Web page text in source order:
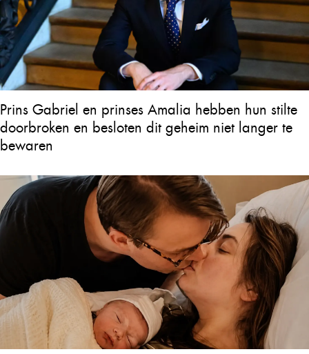
Prins Gabriel en prinses Amalia hebben hun stilte
doorbroken en besloten dit geheim niet langer te
bewaren